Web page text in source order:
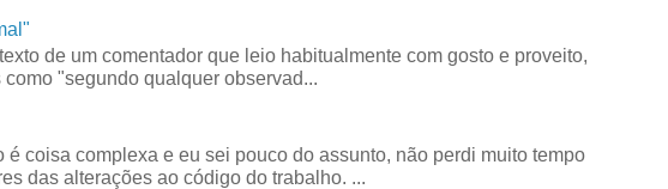
de um comentador que leio habitualmente com gosto e proveito,
como "segundo qualquer observad...
é coisa complexa e eu sei pouco do assunto, não perdi muito tempo
das alterações ao código do trabalho. ...